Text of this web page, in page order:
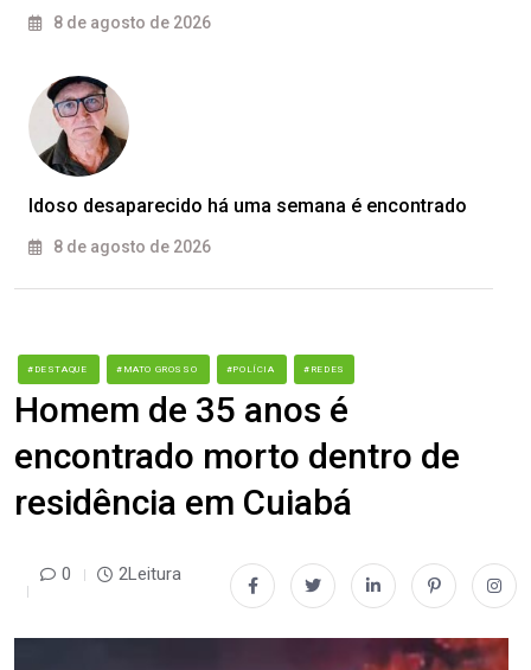
8 de agosto de 2026
Idoso desaparecido há uma semana é encontrado
8 de agosto de 2026
#DESTAQUE #MATO GROSSO #POLÍCIA #REDES
Homem de 35 anos é
encontrado morto dentro de
residência em Cuiabá
0 2Leitura